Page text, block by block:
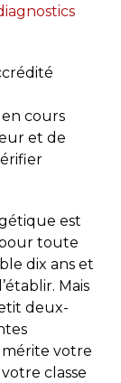
cours
et de
est
toute
dix ans et
Mais
deux-
votre
classe